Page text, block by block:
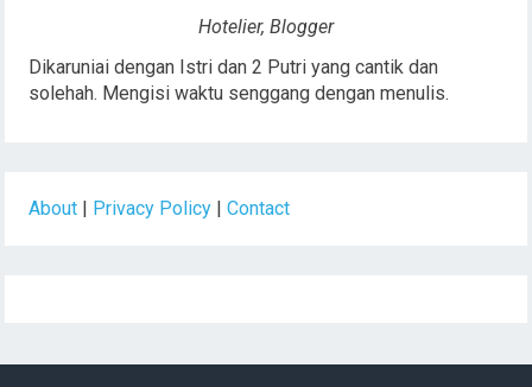
Hotelier, Blogger
Dikaruniai dengan Istri dan 2 Putri yang cantik dan
solehah. Mengisi waktu senggang dengan menulis.
About | Privacy Policy |Contact